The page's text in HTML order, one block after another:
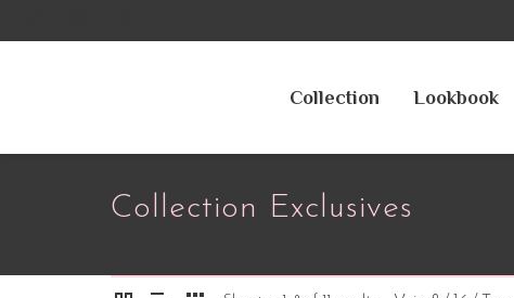
Collection Lookbook
Collection Exclusives